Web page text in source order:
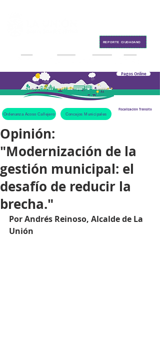
Pagos Online
Ordenanza Acoso Callejero Concejos Municipales
Fiscalización Tránsito
REPORTE CIUDADANO
Opinión:
"Modernización de la
gestión municipal: el
desafío de reducir la
brecha."
Por Andrés Reinoso, Alcalde de La
Unión